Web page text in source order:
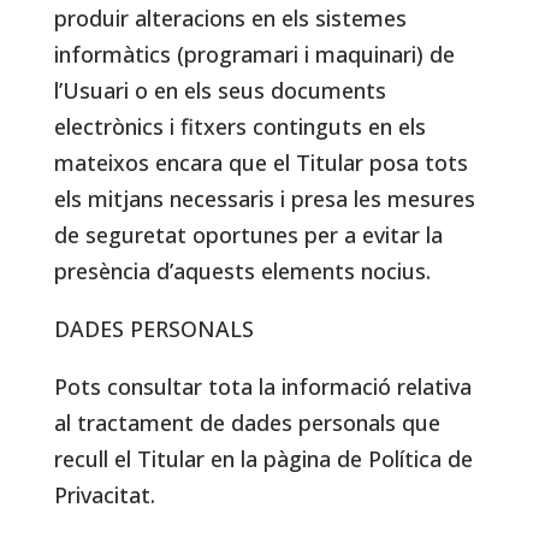
produir alteracions en els sistemes
informàtics (programari i maquinari) de
l’Usuari o en els seus documents
electrònics i fitxers continguts en els
mateixos encara que el Titular posa tots
els mitjans necessaris i presa les mesures
de seguretat oportunes per a evitar la
presència d’aquests elements nocius.
DADES PERSONALS
Pots consultar tota la informació relativa
al tractament de dades personals que
recull el Titular en la pàgina de Política de
Privacitat.